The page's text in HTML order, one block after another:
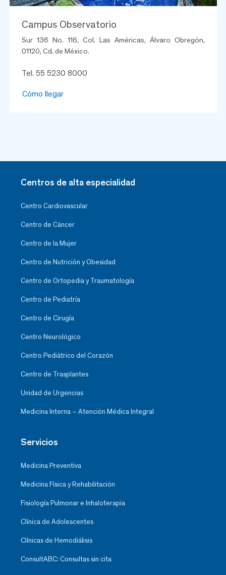
Campus Observatorio
Sur 136 No. 116, Col. Las Américas, Álvaro Obregón,
01120, Cd. de México.
Tel. 55 5230 8000
Cómo llegar
Centros de alta especialidad
Centro Cardiovascular
Centro de Cáncer
Centro de la Mujer
Centro de Nutrición y Obesidad
Centro de Ortopedia y Traumatología
Centro de Pediatría
Centro de Cirugía
Centro Neurológico
Centro Pediátrico del Corazón
Centro de Trasplantes
Unidad de Urgencias
Medicina Interna – Atención Médica Integral
Servicios
Medicina Preventiva
Medicina Física y Rehabilitación
Fisiología Pulmonar e Inhaloterapia
Clínica de Adolescentes
Clínicas de Hemodiálisis
ConsultABC: Consultas sin cita